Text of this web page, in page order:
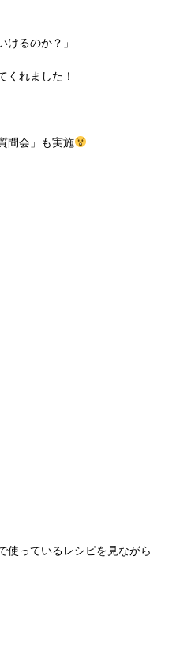
けるのか？」
くれました！
問会」も実施
使っているレシピを見ながら